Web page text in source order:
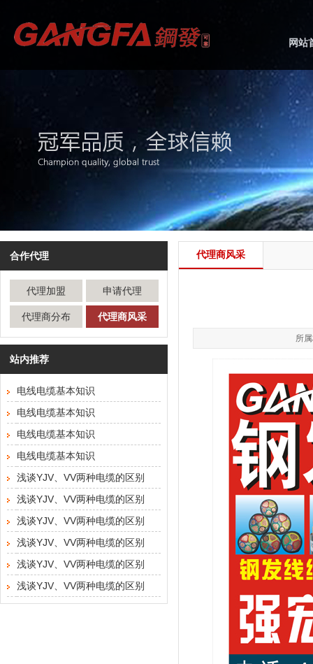
网站
合作代理
代理加盟 申请代理
代理商分布 代理商风采
站内推荐
电线电缆基本知识
电线电缆基本知识
电线电缆基本知识
电线电缆基本知识
浅谈YJV、VV两种电缆的区别
浅谈YJV、VV两种电缆的区别
浅谈YJV、VV两种电缆的区别
浅谈YJV、VV两种电缆的区别
浅谈YJV、VV两种电缆的区别
浅谈YJV、VV两种电缆的区别
代理商风采
所